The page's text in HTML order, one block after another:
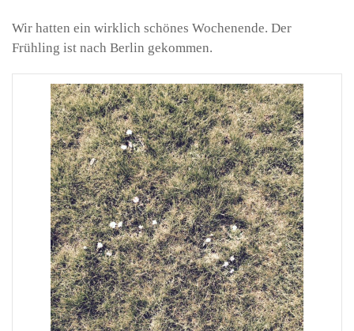
Wir hatten ein wirklich schönes Wochenende. Der
Frühling ist nach Berlin gekommen.